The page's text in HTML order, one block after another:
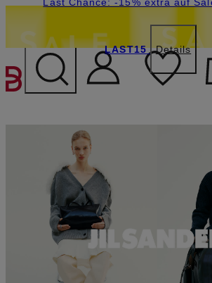
ZUM
LAST15 Details